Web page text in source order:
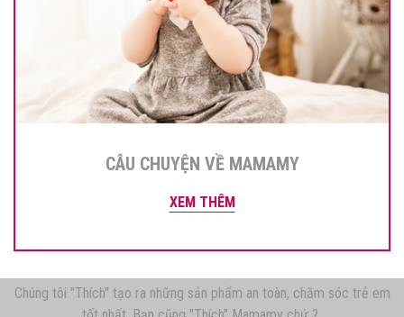
CÂU CHUYỆN VỀ MAMAMY
XEM THÊM
Chúng tôi "Thích" tạo ra những sản phẩm an toàn, chăm sóc trẻ em